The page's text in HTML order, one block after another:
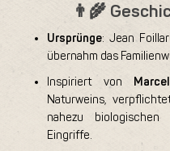
👨‍🌾
Ursprünge: Jean
übernahm das
Inspiriert von
Naturweins,
nahezu biologischen
Eingriffe.